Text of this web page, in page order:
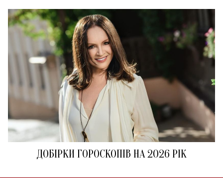
ДОБІРКИ ГОРОСКОПІВ НА 2026 РІК